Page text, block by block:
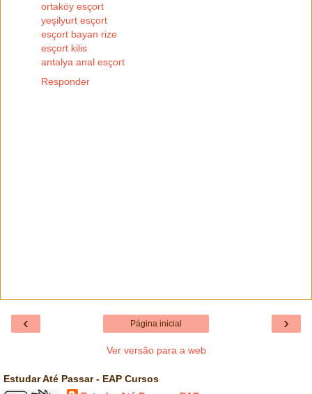
ortaköy esçort
yeşilyurt esçort
esçort bayan rize
esçort kilis
antalya anal esçort
Responder
‹ ›
Página inicial
Ver versão para a web
Estudar Até Passar - EAP Cursos